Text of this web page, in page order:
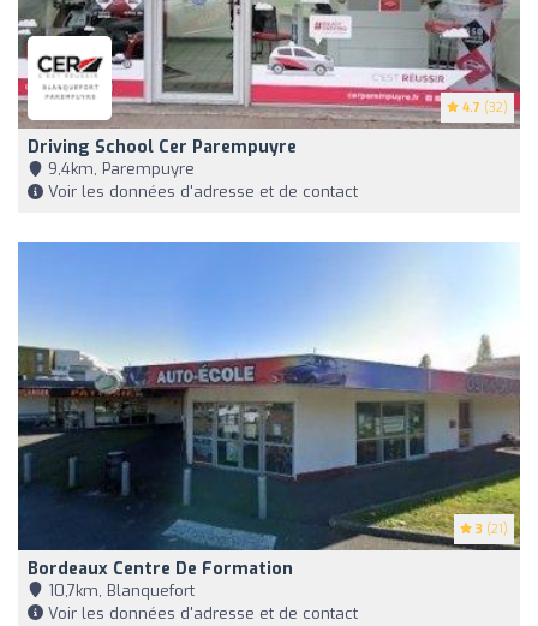
4.7 (32)
Driving School Cer Parempuyre
9,4km, Parempuyre
Voir les données d'adresse et de contact
3 (21)
Bordeaux Centre De Formation
10,7km, Blanquefort
Voir les données d'adresse et de contact